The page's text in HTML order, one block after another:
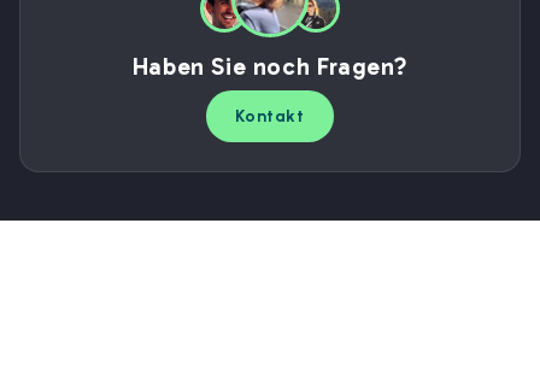
Haben Sie noch Fragen?
Kontakt